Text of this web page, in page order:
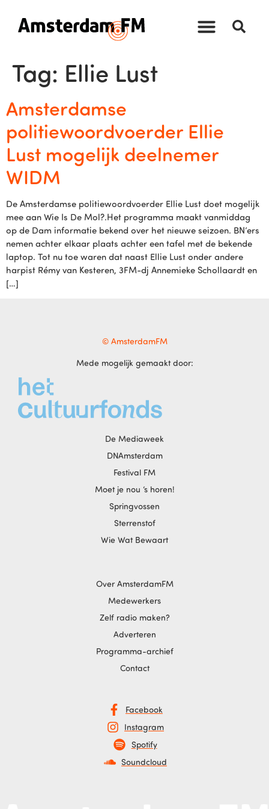
Tag: Ellie Lust
Amsterdamse
politiewoordvoerder Ellie
Lust mogelijk deelnemer
WIDM
De Amsterdamse politiewoordvoerder Ellie Lust doet mogelijk
mee aan Wie Is De Mol?.Het programma maakt vanmiddag
op de Dam informatie bekend over het nieuwe seizoen. BN’ers
nemen achter elkaar plaats achter een tafel met de bekende
laptop. Tot nu toe waren dat naast Ellie Lust onder andere
harpist Rémy van Kesteren, 3FM-dj Annemieke Schollaardt en
[…]
© AmsterdamFM
Mede mogelijk gemaakt door:
De Mediaweek
DNAmsterdam
Festival FM
Moet je nou ‘s horen!
Springvossen
Sterrenstof
Wie Wat Bewaart
Over AmsterdamFM
Medewerkers
Zelf radio maken?
Adverteren
Programma-archief
Contact
Facebook
Instagram
Spotify
Soundcloud